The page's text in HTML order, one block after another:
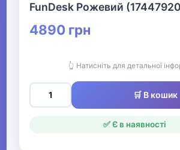
FunDesk Рожевий
4890 грн
👆 Натисніть для детальної
🛒 В кошик
✅ Є в наявності